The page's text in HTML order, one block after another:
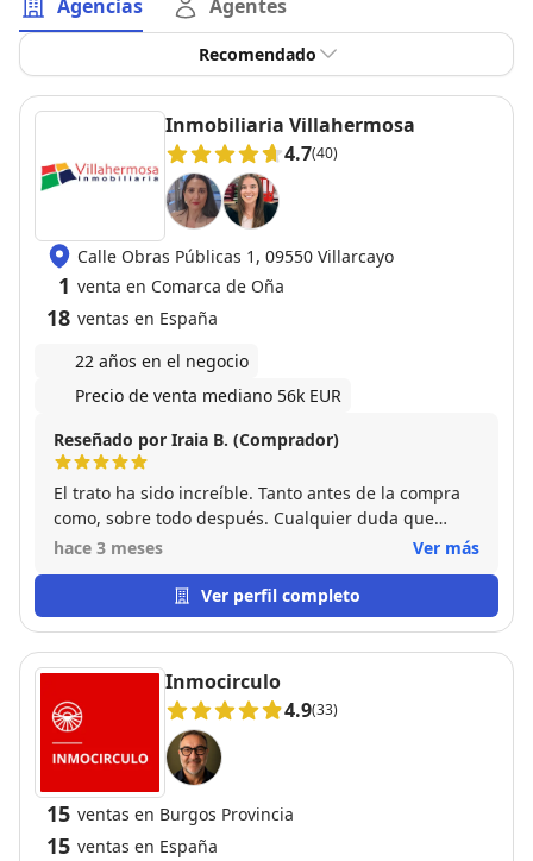
Agencias Agentes
Recomendado
Inmobiliaria Villahermosa
4.7(40)
Calle Obras Públicas 1, 09550 Villarcayo
1 venta en Comarca de Oña
18 ventas en España
22 años en el negocio
Precio de venta mediano 56k EUR
Reseñado por Iraia B. (Comprador)
El trato ha sido increíble. Tanto antes de la compra
como, sobre todo después. Cualquier duda que
hemos tenido, Tatiana nos la ha intentado solucionar
atención recibida.
hace 3 meses Ver más
Ver perfil completo
Inmocirculo
4.9(33)
15 ventas en Burgos Provincia
15 ventas en España